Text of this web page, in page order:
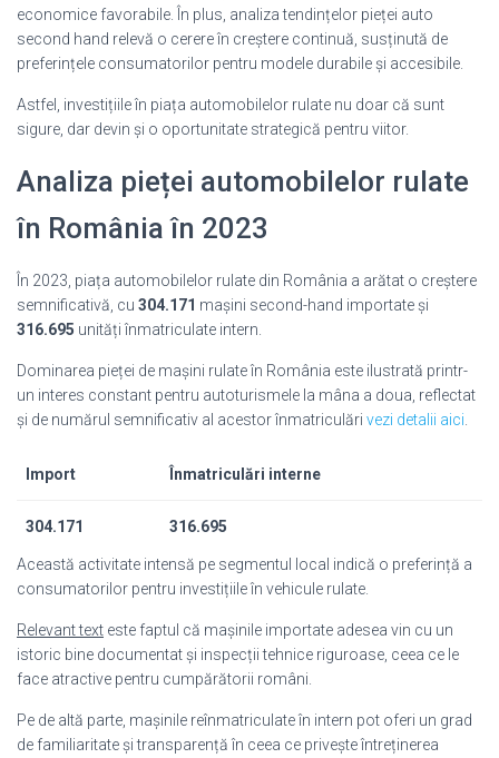
economice favorabile. În plus, analiza tendințelor pieței auto
second hand relevă o cerere în creștere continuă, susținută de
preferințele consumatorilor pentru modele durabile și accesibile.
Astfel, investițiile în piața automobilelor rulate nu doar că sunt
sigure, dar devin și o oportunitate strategică pentru viitor.
Analiza pieței automobilelor rulate
în România în 2023
În 2023, piața automobilelor rulate din România a arătat o creștere
semnificativă, cu 304.171 mașini second-hand importate și
316.695 unități înmatriculate intern.
Dominarea pieței de mașini rulate în România este ilustrată printr-
un interes constant pentru autoturismele la mâna a doua, reflectat
și de numărul semnificativ al acestor înmatriculări vezi detalii aici
Import Înmatriculări interne
304.171 316.695
Această activitate intensă pe segmentul local indică o preferință a
consumatorilor pentru investițiile în vehicule rulate.
Relevant text este faptul că mașinile importate adesea vin cu un
istoric bine documentat și inspecții tehnice riguroase, ceea ce le
face atractive pentru cumpărătorii români.
Pe de altă parte, mașinile reînmatriculate în intern pot oferi un grad
de familiaritate și transparență în ceea ce privește întreținerea